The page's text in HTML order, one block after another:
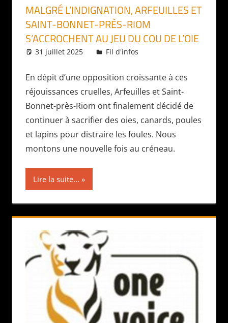
MALGRÉ L’INDIGNATION, ARFEUILLES ET
SAINT-BONNET-PRÈS-RIOM
S’ACCROCHENT AU JEU DU COU DE L’OIE
31 juillet 2025 Daniel
Fil d'infos
En dépit d’une opposition croissante à ces
réjouissances cruelles, Arfeuilles et Saint-
Bonnet-près-Riom ont finalement décidé de
continuer à sacrifier des oies, canards, poules
et lapins pour distraire les foules. Nous
montons une nouvelle fois au créneau.
Lire la suite...